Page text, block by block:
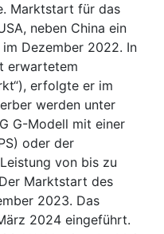
Marktstart für das
neben China ein
Dezember 2022. In
erwartetem
erfolgte er im
werden unter
G-Modell mit einer
oder der
von bis zu
Marktstart des
2023. Das
2024 eingeführt.